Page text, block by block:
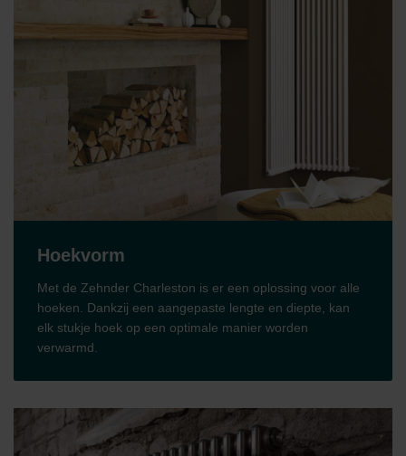
Hoekvorm
Met de Zehnder Charleston is er een oplossing voor alle
hoeken. Dankzij een aangepaste lengte en diepte, kan
elk stukje hoek op een optimale manier worden
verwarmd.